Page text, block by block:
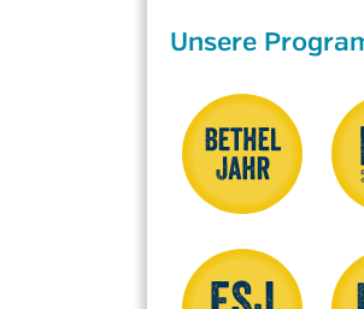
Unsere